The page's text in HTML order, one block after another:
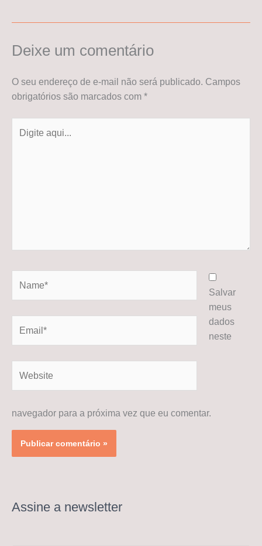
Deixe um comentário
O seu endereço de e-mail não será publicado. Campos
obrigatórios são marcados com *
aqui...
Salvar
meus
dados
neste
navegador para a próxima vez que eu comentar.
Assine a newsletter